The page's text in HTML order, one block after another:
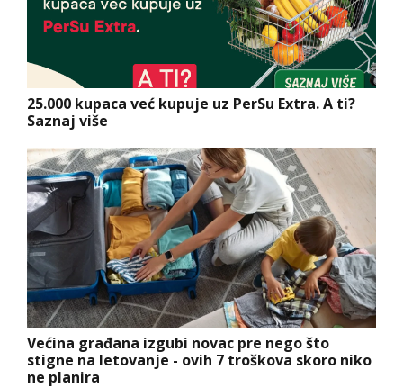
25.000 kupaca već kupuje uz PerSu Extra. A ti?
Saznaj više
Većina građana izgubi novac pre nego što
stigne na letovanje - ovih 7 troškova skoro niko
ne planira